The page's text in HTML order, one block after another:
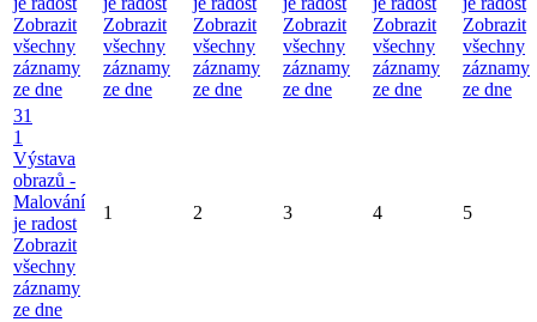
Zobrazit
všechny
záznamy
ze dne
Zobrazit
všechny
záznamy
ze dne
Zobrazit
všechny
záznamy
ze dne
Zobrazit
všechny
záznamy
ze dne
Zobrazit
všechny
záznamy
ze dne
Zobrazit
všechny
záznamy
ze dne
31
1
Výstava
obrazů -
Malování
je radost
Zobrazit
všechny
záznamy
ze dne
1 2 3 4 5